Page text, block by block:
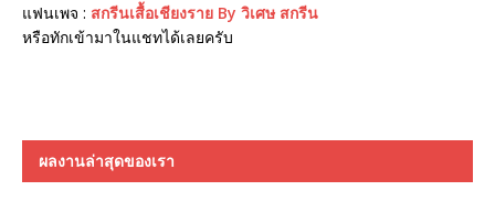
แฟนเพจ : สกรีนเสื้อเชียงราย By วิเศษ สกรีน
หรือทักเข้ามาในแชทได้เลยครับ
ผลงานล่าสุดของเรา